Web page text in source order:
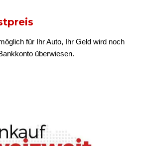
für Ihr Auto, Ihr Geld wird noch
überwiesen.